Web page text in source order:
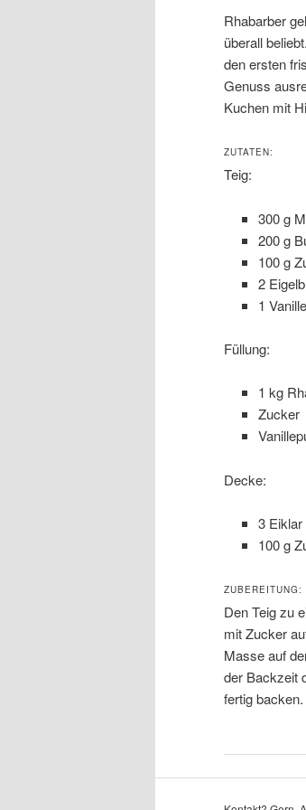
Rhabarber
überall
den ersten
Genuss
Kuchen mit
ZUTATEN:
Teig:
300 g
200 g
100 g
2 Eigelb
1
Füllung:
1 kg
Zucker
Decke:
3 Eiklar
100 g
ZUBEREITUNG:
Den Teig zu
mit Zucker
Masse auf
der Backzeit
fertig backen.